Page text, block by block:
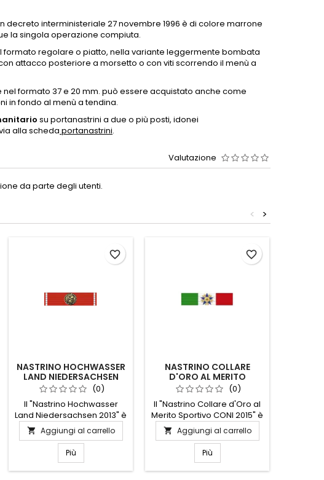
decreto interministeriale 27 novembre 1996 è di colore marrone
la singola operazione compiuta.
formato regolare o piatto, nella variante leggermente bombata
attacco posteriore a morsetto o con viti scorrendo il menù a
nel formato 37 e 20 mm. può essere acquistato anche come
in fondo al menù a tendina.
su portanastrini a due o più posti, idonei
alla scheda portanastrini.
Valutazione
da parte degli utenti.
>
<
NASTRINO HOCHWASSER
LAND NIEDERSACHSEN
2013 ALLUVIONE IN BASSA
SASSONIA
(0)
Il "Nastrino Hochwasser
Land Niedersachsen 2013" è
un simbolo di solidarietà e
resilienza, commemorando
l'alluvione che ha colpito la
Bassa Sassonia nel 2013.
Questo nastrino
 Aggiungi al carrello
Più
favorite_border
NASTRINO COLLARE
D'ORO AL MERITO
SPORTIVO CONI 2015
(0)
Il "Nastrino Collare d'Oro al
Merito Sportivo CONI 2015" è
un simbolo di eccellenza e
dedizione nel mondo dello
sport italiano. Questo
prestigioso riconoscimento,
conferito dal Comitato
 Aggiungi al carrello
Più
favorite_border